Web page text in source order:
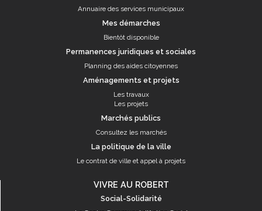
Annuaire des services municipaux
Mes démarches
Bientôt disponible
Permanences juridiques et sociales
Planning des aides citoyennes
Aménagements et projets
Les travaux
Les projets
Marchés publics
Consultez les marchés
La politique de la ville
Le contrat de ville et appel à projets
VIVRE AU ROBERT
Social-Solidarité